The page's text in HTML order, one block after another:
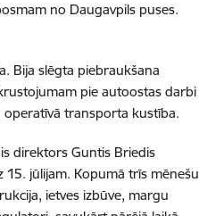
no Daugavpils puses.
Bija slēgta piebraukšana
pie autoostas darbi
operatīvā transporta kustība.
direktors Guntis Briedis
jūlijam. Kopumā trīs mēnešu
ietves izbūve, margu